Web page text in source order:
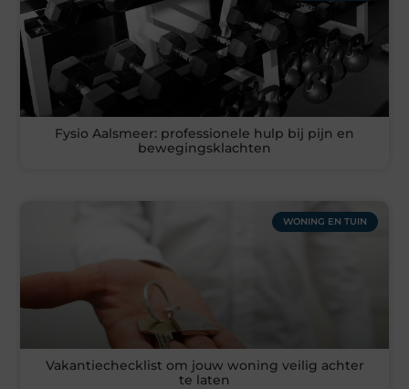
Fysio Aalsmeer: professionele hulp bij pijn en
bewegingsklachten
WONING EN TUIN
Vakantiechecklist om jouw woning veilig achter
te laten